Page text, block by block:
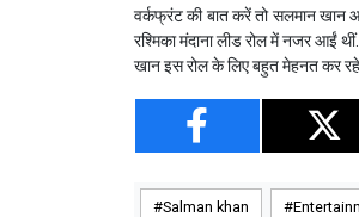
वर्कफ्रंट की बात करें तो सलमान खान
रश्मिका मंदाना लीड रोल में नजर आईं
खान इस रोल के लिए बहुत मेहनत कर
Salman khan